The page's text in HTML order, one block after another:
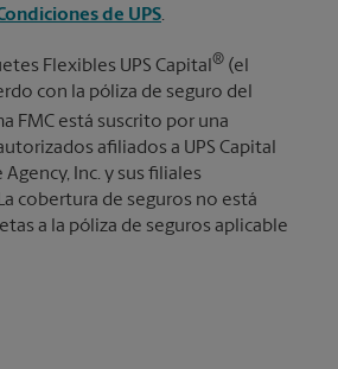
de UPS.
Flexibles UPS Capital ® (el
con la póliza de seguro del
FMC está suscrito por una
afiliados a UPS Capital
Inc. y sus filiales
cobertura de seguros no está
a la póliza de seguros aplicable